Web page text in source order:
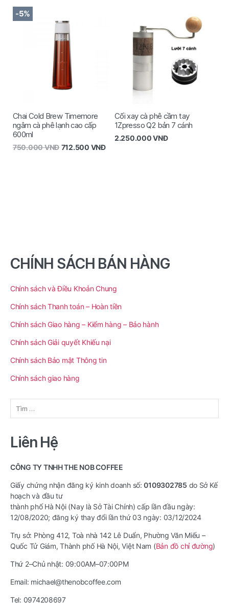
-5%
Chai Cold Brew Timemore
ngâm cà phê lạnh cao cấp
600ml
750.000VNĐ 712.500 VNĐ
Cối xay cà phê cầm tay
1Zpresso Q2 bản 7 cánh
2.250.000VNĐ
CHÍNH SÁCH BÁN HÀNG
Chính sách và Điều Khoản Chung
Chính sách Thanh toán – Hoàn tiền
Chính sách Giao hàng – Kiểm hàng – Bảo hành
Chính sách Giải quyết Khiếu nại
Chính sách Bảo mật Thông tin
Chính sách giao hàng
Tìm
kiếm
Liên Hệ
CÔNG TY TNHH THE NOB COFFEE
Giấy chứng nhận đăng ký kinh doanh số:0109302785 do Sở Kế
hoạch và đầu tư
thành phố Hà Nội (Nay là Sở Tài Chính) cấp lần đầu ngày:
12/08/2020; đăng ký thay đổi lần thứ 03 ngày: 03/12/2024
Trụ sở: Phòng 412, Toà nhà 142 Lê Duẩn, Phường Văn Miếu –
Quốc Tử Giám, Thành phố Hà Nội, Việt Nam (Bản đồ chỉ đường)
Thứ 2–Chủ nhật: 09:00AM–07:00PM
Email: michael@thenobcoffee.com
Tel: 0974208697